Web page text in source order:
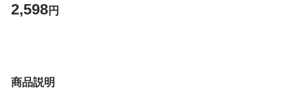
2,598円
商品説明